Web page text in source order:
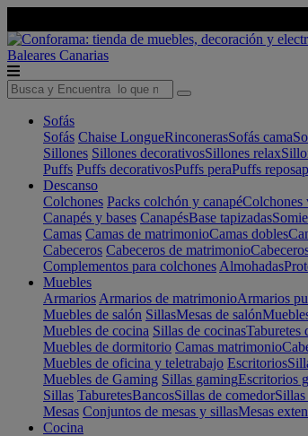
Baleares Canarias
Sofás
Sofás Chaise LongueRinconerasSofás cama
Sillones Sillones decorativosSillones relax
Puffs Puffs decorativosPuffs peraPuffs
Descanso
Colchones Packs colchón y canapéColchones
Canapés y bases CanapésBase tapizadas
Camas Camas de matrimonioCamas dobles
Cabeceros Cabeceros de matrimonio
Complementos para colchones Almohadas
Muebles
Armarios Armarios de matrimonioArmarios
Muebles de salón SillasMesas de salón
Muebles de cocina Sillas de cocinasTaburetes
Muebles de dormitorio Camas matrimonio
Muebles de oficina y teletrabajo Escritorios
Muebles de Gaming Sillas gamingEscritorios
Sillas TaburetesBancosSillas de comedor
Mesas Conjuntos de mesas y sillasMesas
Cocina